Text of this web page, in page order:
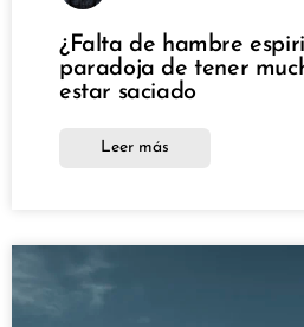
¿Falta de hambre
paradoja de tener
estar saciado
Leer más